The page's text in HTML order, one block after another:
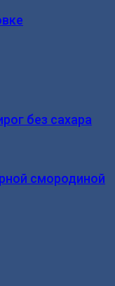
без сахара
смородиной